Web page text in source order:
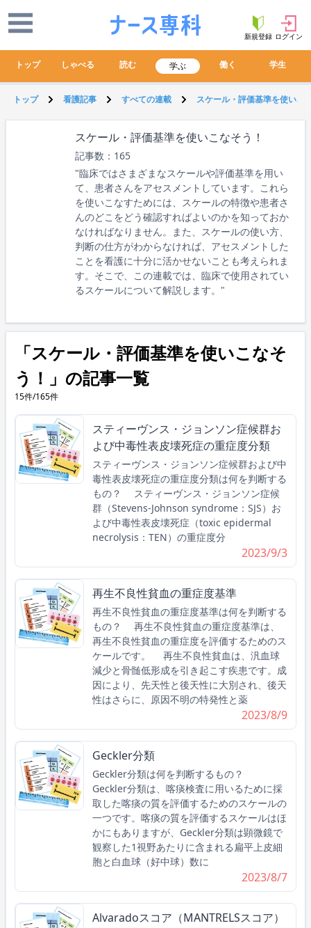
新規登録 ログイン
トップ しゃべる 読む 学ぶ 働く 学生
トップ 看護記事 すべての連載 スケール・評価基準を使いこ
スケール・評価基準を使いこなそう！
記事数：165
"臨床ではさまざまなスケールや評価基準を用い
て、患者さんをアセスメントしています。これら
を使いこなすためには、スケールの特徴や患者さ
んのどこをどう確認すればよいのかを知っておか
なければなりません。また、スケールの使い方、
判断の仕方がわからなければ、アセスメントした
ことを看護に十分に活かせないことも考えられま
す。そこで、この連載では、臨床で使用されてい
るスケールについて解説します。"
「スケール・評価基準を使いこなそ
う！」の記事一覧
15件/165件
スティーヴンス・ジョンソン症候群お
よび中毒性表皮壊死症の重症度分類
スティーヴンス・ジョンソン症候群および中
毒性表皮壊死症の重症度分類は何を判断する
もの？ スティーヴンス・ジョンソン症候
群（Stevens-Johnson syndrome：SJS）お
よび中毒性表皮壊死症（toxic epidermal
necrolysis：TEN）の重症度分
2023/9/3
再生不良性貧血の重症度基準
再生不良性貧血の重症度基準は何を判断する
もの？ 再生不良性貧血の重症度基準は、
再生不良性貧血の重症度を評価するためのス
ケールです。 再生不良性貧血は、汎血球
減少と骨髄低形成を引き起こす疾患です。成
因により、先天性と後天性に大別され、後天
性はさらに、原因不明の特発性と薬
2023/8/9
Geckler分類
Geckler分類は何を判断するもの？
Geckler分類は、喀痰検査に用いるために採
取した喀痰の質を評価するためのスケールの
一つです。喀痰の質を評価するスケールはほ
かにもありますが、Geckler分類は顕微鏡で
観察した1視野あたりに含まれる扁平上皮細
胞と白血球（好中球）数に
2023/8/7
Alvaradoスコア（MANTRELSスコア）